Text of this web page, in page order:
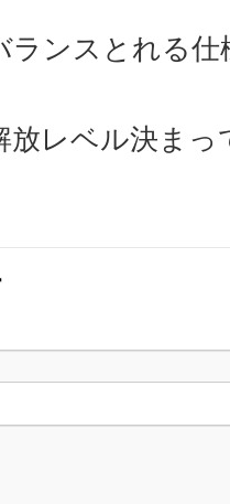
ランスとれる
放レベル決ま